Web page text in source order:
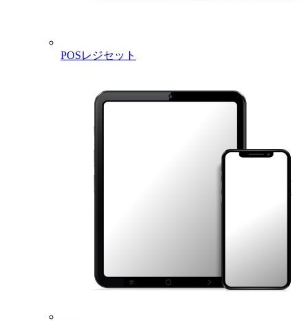
POSレジセット